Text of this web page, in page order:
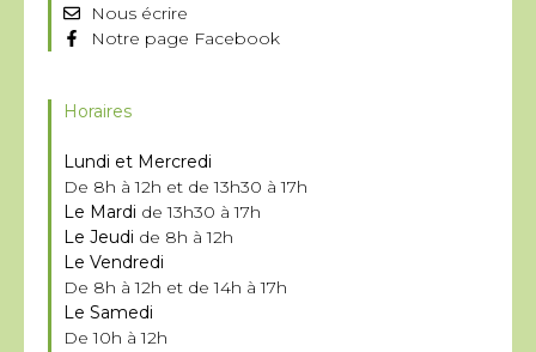
Nous écrire
Notre page Facebook
Horaires
Lundi et Mercredi
De 8h à 12h et de 13h30 à 17h
Le Mardi de 13h30 à 17h
Le Jeudi de 8h à 12h
Le Vendredi
De 8h à 12h et de 14h à 17h
Le Samedi
De 10h à 12h